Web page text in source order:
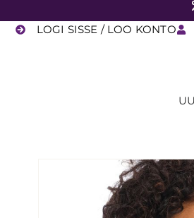
LOGI SISSE / LOO KONTO